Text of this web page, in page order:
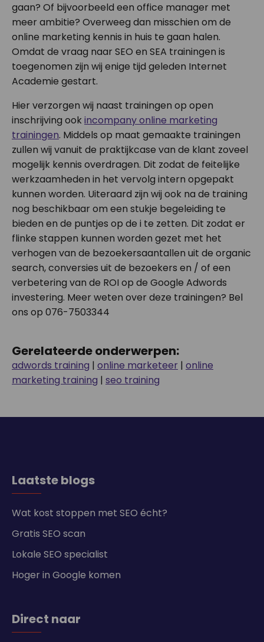
gaan? Of bijvoorbeeld een office manager met
meer ambitie? Overweeg dan misschien om de
online marketing kennis in huis te gaan halen.
Omdat de vraag naar SEO en SEA trainingen is
toegenomen zijn wij enige tijd geleden Internet
Academie gestart.
Hier verzorgen wij naast trainingen op open
inschrijving ookincompany online marketing
trainingen. Middels op maat gemaakte trainingen
zullen wij vanuit de praktijkcase van de klant zoveel
mogelijk kennis overdragen. Dit zodat de feitelijke
werkzaamheden in het vervolg intern opgepakt
kunnen worden. Uiteraard zijn wij ook na de training
nog beschikbaar om een stukje begeleiding te
bieden en de puntjes op de i te zetten. Dit zodat er
flinke stappen kunnen worden gezet met het
verhogen van de bezoekersaantallen uit de organic
search, conversies uit de bezoekers en / of een
verbetering van de ROI op de Google Adwords
investering. Meer weten over deze trainingen? Bel
ons op 076-7503344
Gerelateerde onderwerpen:
adwords training | online marketeer | online
marketing training | seo training
Laatste blogs
Wat kost stoppen met SEO écht?
Gratis SEO scan
Lokale SEO specialist
Hoger in Google komen
Direct naar